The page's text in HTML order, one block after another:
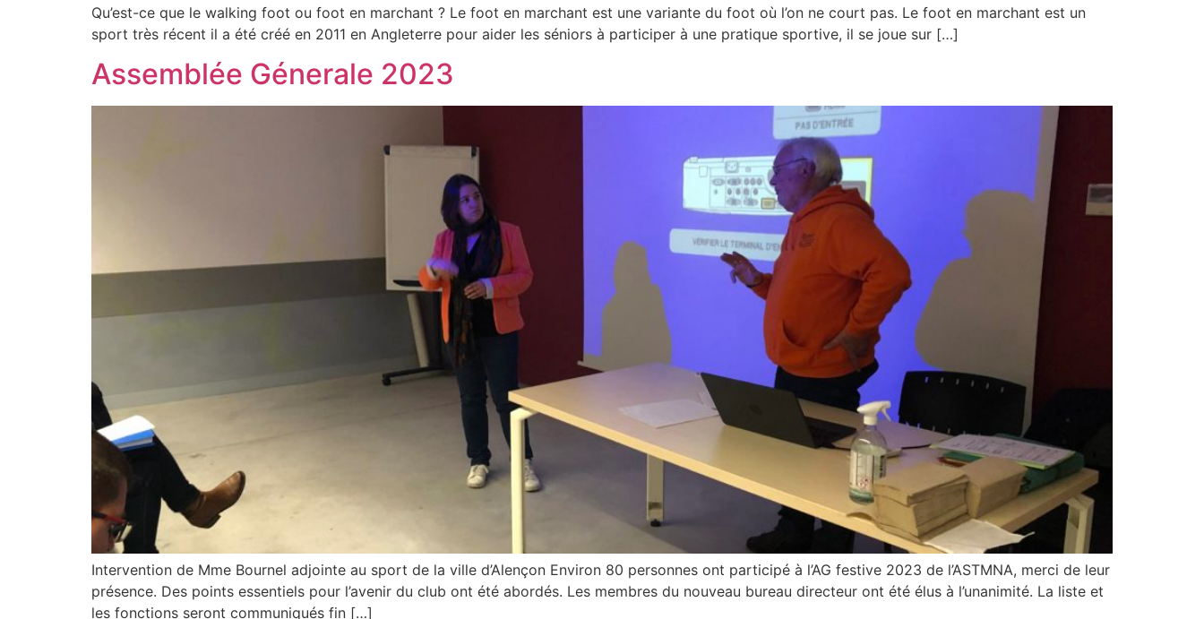
Qu’est-ce que le walking foot ou foot en marchant ? Le foot en marchant est une variante du foot où l’on ne court pas. Le foot en marchant est un
sport très récent il a été créé en 2011 en Angleterre pour aider les séniors à participer à une pratique sportive, il se joue sur […]
Assemblée Génerale 2023
Intervention de Mme Bournel adjointe au sport de la ville d’Alençon Environ 80 personnes ont participé à l’AG festive 2023 de l’ASTMNA, merci de leur
présence. Des points essentiels pour l’avenir du club ont été abordés. Les membres du nouveau bureau directeur ont été élus à l’unanimité. La liste et
les fonctions seront communiqués fin […]